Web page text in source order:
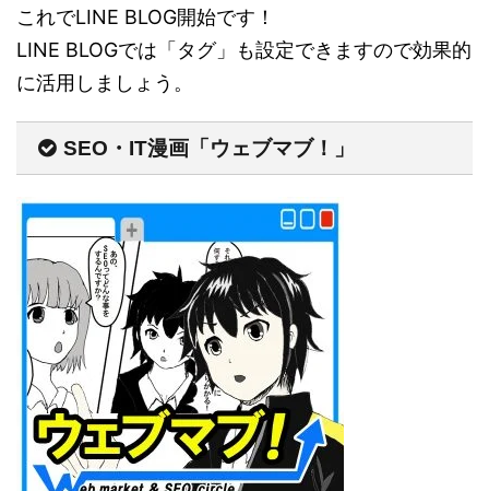
これでLINE BLOG開始です！
LINE BLOGでは「タグ」も設定できますので効果的
に活用しましょう。
SEO・IT漫画「ウェブマブ！」